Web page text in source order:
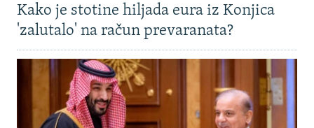
Kako je stotine hiljada eura iz Konjica
'zalutalo' na račun prevaranata?